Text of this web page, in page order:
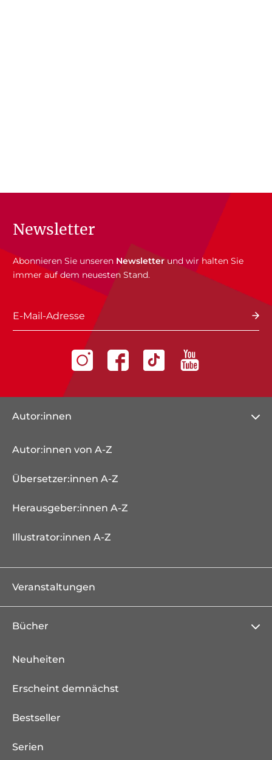
Newsletter
Abonnieren Sie unseren Newsletterund wir halten Sie
immer auf dem neuesten Stand.
E-Mail-Adresse
Autor:innen
Autor:innen von A-Z
Übersetzer:innen A-Z
Herausgeber:innen A-Z
Illustrator:innen A-Z
Veranstaltungen
Bücher
Neuheiten
Erscheint demnächst
Bestseller
Serien